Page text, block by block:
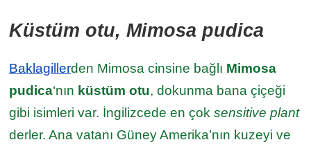
Küstüm otu, Mimosa pudica
Baklagillerden Mimosa cinsine bağlı Mimosa
pudica‘nın küstüm otu, dokunma bana çiçeği
gibi isimleri var. İngilizcede en çok sensitive plant
derler. Ana vatanı Güney Amerika’nın kuzeyi ve